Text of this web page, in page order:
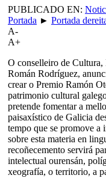
PUBLICADO EN:
Portada ► Portada
A-
A+
O conselleiro de
Román Rodríguez,
crear o Premio Ramón
patrimonio cultural
pretende fomentar a
paisaxístico de Galicia
tempo que se promove a
sobre esta materia en
recoñecemento servirá
intelectual ourensán,
xeografía, o territorio, a